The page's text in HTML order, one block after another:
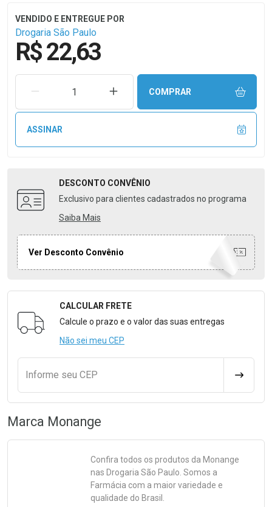
Drogaria São Paulo
R$ 22,63
REMOVER UMA UNIDADEAUMENTAR UMA UNIDADE
COMPRAR
ASSINAR
DESCONTO CONVÊNIO
Exclusivo para clientes cadastrados no programa
Saiba Mais
Ver Desconto Convênio
Formulário para Calcular o Frete
CALCULAR FRETE
Calcule o prazo e o valor das suas entregas
Não sei meu CEP
Informe seu CEP
Marca Monange
Confira todos os produtos da Monange
nas Drogaria São Paulo. Somos a
Farmácia com a maior variedade e
qualidade do Brasil.